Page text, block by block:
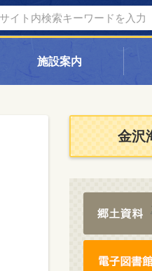
施設案内
金沢